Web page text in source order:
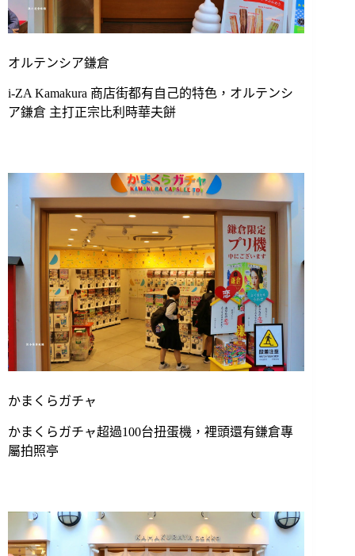
オルテンシア鎌倉
i-ZA Kamakura 商店街都有自己的特色， オルテンシ
ア鎌倉 主打正宗比利時華夫餅
かまくらガチャ
かまくらガチャ超過100台扭蛋機，裡頭還有鎌倉專
屬拍照亭